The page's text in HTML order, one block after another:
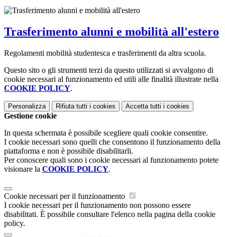
Trasferimento alunni e mobilità all'estero
Regolamenti mobilità studentesca e trasferimenti da altra scuola.
Questo sito o gli strumenti terzi da questo utilizzati si avvalgono di
cookie necessari al funzionamento ed utili alle finalità illustrate nella
COOKIE POLICY.
Personalizza Rifiuta tutti i cookies Accetta tutti i cookies
Gestione cookie
In questa schermata è possibile scegliere quali cookie consentire.
I cookie necessari sono quelli che consentono il funzionamento della
piattaforma e non è possibile disabilitarli.
Per conoscere quali sono i cookie necessari al funzionamento potete
visionare la COOKIE POLICY.
Cookie necessari per il funzionamento
I cookie necessari per il funzionamento non possono essere
disabilitati. È possibile consultare l'elenco nella pagina della cookie
policy.